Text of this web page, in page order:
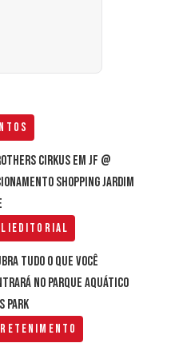
Cirkus em JF @
Shopping Jardim
tudo o que você
no parque aquático
Park